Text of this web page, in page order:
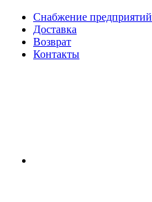
Снабжение предприятий
Доставка
Возврат
Контакты